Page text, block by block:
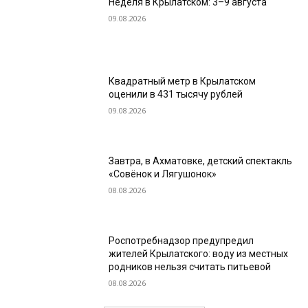
09.08.2026
Квадратный метр в Крылатском
оценили в 431 тысячу рублей
09.08.2026
Завтра, в Ахматовке, детский спектакль
«Совёнок и Лягушонок»
08.08.2026
Роспотребнадзор предупредил
жителей Крылатского: воду из местных
родников нельзя считать питьевой
08.08.2026